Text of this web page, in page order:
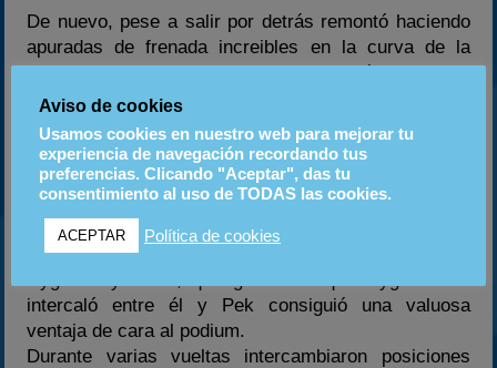
De nuevo, pese a salir por detrás remontó haciendo
apuradas de frenada increibles en la curva de la
caseta, y con la suerte de cara con algún incidente,
como por ejemplo en el que un piloto trompeo delante
suyo, consiguiendo, pese a golpearle
inevitablemente, esquivarle lo justo para no quedar
enganchado y truncar la remontada…
Por detrás nuevamente carrera super divertida.
Pek también protagonizo una lucha increible con
intercaló entre él y Pek consiguió una valuosa
ventaja de cara al podium.
Durante varias vueltas intercambiaron posiciones
Aviso de cookies
Usamos cookies en nuestro web para mejorar tu
experiencia de navegación recordando tus
preferencias. Clicando "Aceptar", das tu
consentimiento al uso de TODAS las cookies.
ACEPTAR Política de cookies